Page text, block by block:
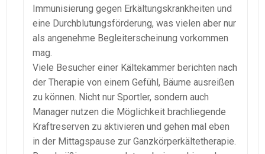
Immunisierung gegen Erkältungskrankheiten und
eine Durchblutungsförderung, was vielen aber nur
als angenehme Begleiterscheinung vorkommen
mag.
Viele Besucher einer Kältekammer berichten nach
der Therapie von einem Gefühl, Bäume ausreißen
zu können. Nicht nur Sportler, sondern auch
Manager nutzen die Möglichkeit brachliegende
Kraftreserven zu aktivieren und gehen mal eben
in der Mittagspause zur Ganzkörperkältetherapie.